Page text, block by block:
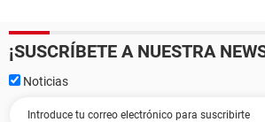
¡SUSCRÍBETE A NUESTRA
Noticias